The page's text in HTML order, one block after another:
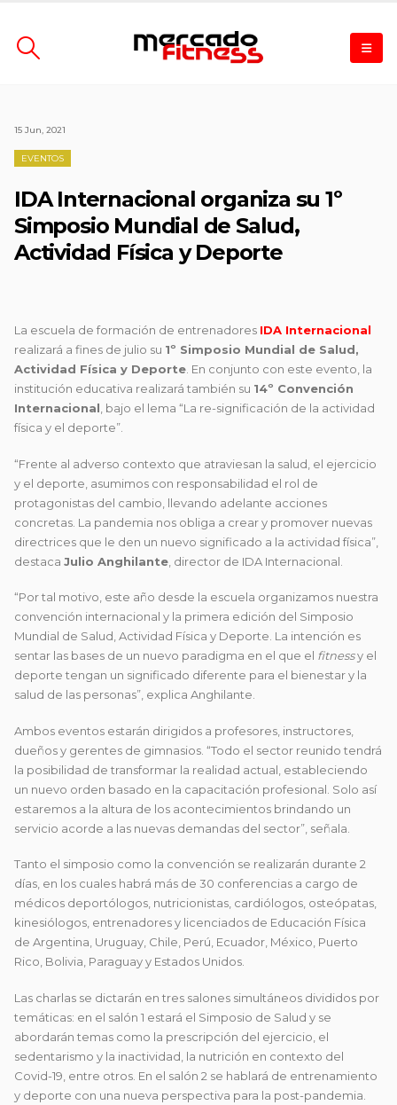
15 Jun, 2021
EVENTOS
IDA Internacional organiza su 1º
Simposio Mundial de Salud,
Actividad Física y Deporte
La escuela de formación de entrenadores IDA Internacional
realizará a fines de julio su 1º Simposio Mundial de Salud,
Actividad Física y Deporte . En conjunto con este evento, la
institución educativa realizará también su 14º Convención
Internacional , bajo el lema “La re-significación de la actividad
física y el deporte”.
“Frente al adverso contexto que atraviesan la salud, el ejercicio
y el deporte, asumimos con responsabilidad el rol de
protagonistas del cambio, llevando adelante acciones
concretas. La pandemia nos obliga a crear y promover nuevas
directrices que le den un nuevo significado a la actividad física”,
destaca Julio Anghilante , director de IDA Internacional.
“Por tal motivo, este año desde la escuela organizamos nuestra
convención internacional y la primera edición del Simposio
Mundial de Salud, Actividad Física y Deporte. La intención es
sentar las bases de un nuevo paradigma en el que el fitnessy el
deporte tengan un significado diferente para el bienestar y la
salud de las personas”, explica Anghilante.
Ambos eventos estarán dirigidos a profesores, instructores,
dueños y gerentes de gimnasios. “Todo el sector reunido tendrá
la posibilidad de transformar la realidad actual, estableciendo
un nuevo orden basado en la capacitación profesional. Solo así
estaremos a la altura de los acontecimientos brindando un
servicio acorde a las nuevas demandas del sector”, señala.
Tanto el simposio como la convención se realizarán durante 2
días, en los cuales habrá más de 30 conferencias a cargo de
médicos deportólogos, nutricionistas, cardiólogos, osteópatas,
kinesiólogos, entrenadores y licenciados de Educación Física
de Argentina, Uruguay, Chile, Perú, Ecuador, México, Puerto
Rico, Bolivia, Paraguay y Estados Unidos.
Las charlas se dictarán en tres salones simultáneos divididos por
temáticas: en el salón 1 estará el Simposio de Salud y se
abordarán temas como la prescripción del ejercicio, el
sedentarismo y la inactividad, la nutrición en contexto del
Covid-19, entre otros. En el salón 2 se hablará de entrenamiento
y deporte con una nueva perspectiva para la post-pandemia.